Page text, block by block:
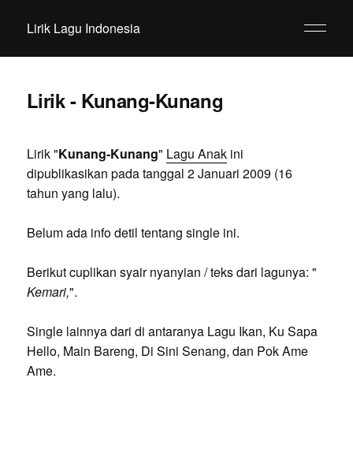
Lirik Lagu Indonesia
Lirik - Kunang-Kunang
Lirik "Kunang-Kunang" Lagu Anakini
dipublikasikan pada tanggal 2 Januari 2009 (16
tahun yang lalu).
Belum ada info detil tentang single ini.
Berikut cuplikan syair nyanyian / teks dari lagunya: "
Kemari,".
Single lainnya dari di antaranya Lagu Ikan, Ku Sapa
Hello, Main Bareng, Di Sini Senang, dan Pok Ame
Ame.